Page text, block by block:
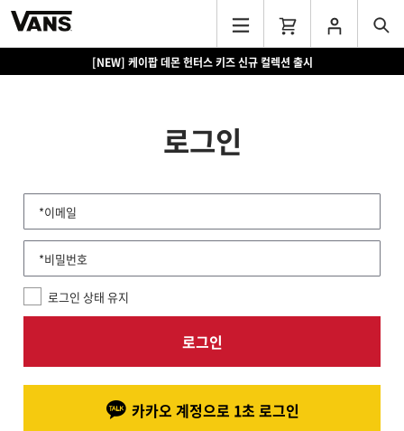
[NEW] 케이팝 데몬 헌터스 키즈 신규 컬렉션 출시
로그인
*이메일
*비밀번호
로그인 상태 유지
로그인
카카오 계정으로 1초 로그인